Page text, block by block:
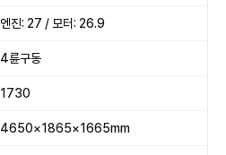
엔진: 27 / 모터: 26.9
4륜구동
1730
4650×1865×1665mm